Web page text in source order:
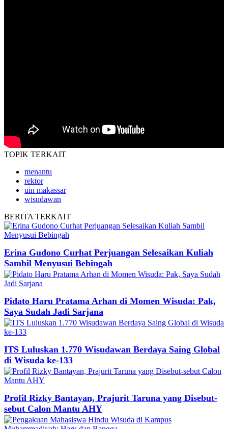
TOPIK TERKAIT
menantu
rektor
uin makassar
wisudawan
BERITA TERKAIT
Erina Gudono Curhat Perjuangan Selesaikan Kuliah
Sambil Menyusui Bebingah
Pidato Haru Pratama Arhan di Momen Wisuda: Pak,
Saya Sudah Jadi Sarjana
ITS Luluskan 1.770 Wisudawan Berdaya Saing Global
di Wisuda ke-133
Profil Rizky Bantayan, Prajurit Taruna yang Disebut-
sebut Calon Mantu AHY